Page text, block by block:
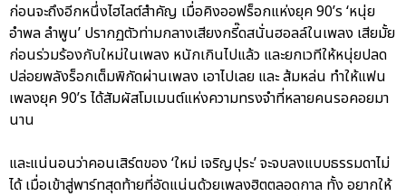
ก่อนจะถึงอีกหนึ่งไฮไลต์สำคัญ เมื่อคิงออฟร็อกแห่งยุค 90’s ‘หนุ่ย
อำพล ลำพูน’ ปรากฏตัวท่ามกลางเสียงกรี๊ดสนั่นฮอลล์ในเพลง เสียมั้ย
ก่อนร่วมร้องกับใหม่ในเพลง หนักเกินไปแล้ว และยกเวทีให้หนุ่ยปลด
ปล่อยพลังร็อกเต็มพิกัดผ่านเพลง เอาไปเลย และ ส้มหล่น ทำให้แฟน
เพลงยุค 90’s ได้สัมผัสโมเมนต์แห่งความทรงจำที่หลายคนรอคอยมา
นาน
และแน่นอนว่าคอนเสิร์ตของ ‘ใหม่ เจริญปุระ’ จะจบลงแบบธรรมดาไม่
ได้ เมื่อเข้าสู่พาร์ทสุดท้ายที่อัดแน่นด้วยเพลงฮิตตลอดกาล ทั้ง อยากให้